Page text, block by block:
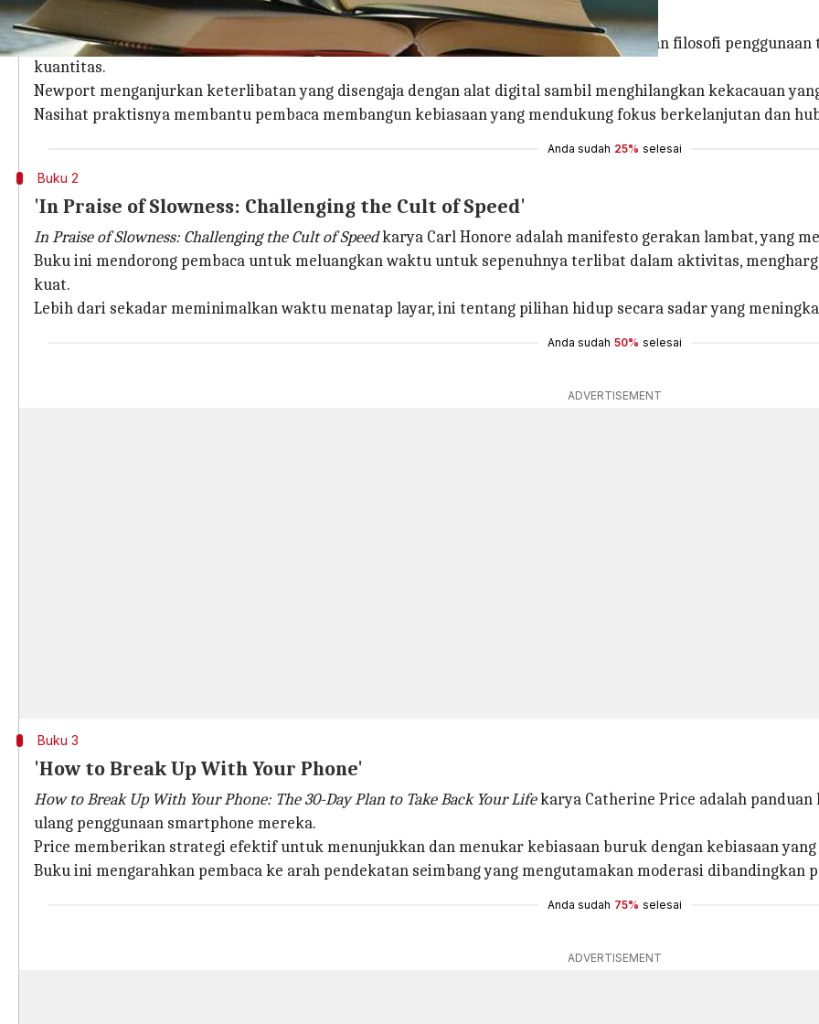
'Digital Minimalism: Choosing a Focused Life in a Noisy World'
Digital Minimalism: Choosing a Focused Life in a Noisy World
karya Cal Newport menyajikan filosofi
kuantitas.
Newport menganjurkan keterlibatan yang disengaja dengan alat digital sambil menghilangkan kekacauan
Nasihat praktisnya membantu pembaca membangun kebiasaan yang mendukung fokus berkelanjutan dan
Anda sudah 25% selesai
Buku 2
'In Praise of Slowness: Challenging the Cult of Speed'
In Praise of Slowness: Challenging the Cult of Speed​​karya Carl Honore adalah manifesto gerakan lambat, yang
Buku ini mendorong pembaca untuk meluangkan waktu untuk sepenuhnya terlibat dalam aktivitas,
kuat.
Lebih dari sekadar meminimalkan waktu menatap layar, ini tentang pilihan hidup secara sadar yang
Anda sudah 50% selesai
ADVERTISEMENT
Buku 3
'How to Break Up With Your Phone'
How to Break Up With Your Phone: The 30-Day Plan to Take Back Your Lifekarya Catherine Price adalah
ulang penggunaan smartphone mereka.
Price memberikan strategi efektif untuk menunjukkan dan menukar kebiasaan buruk dengan kebiasaan
Buku ini mengarahkan pembaca ke arah pendekatan seimbang yang mengutamakan moderasi
Anda sudah 75% selesai
ADVERTISEMENT